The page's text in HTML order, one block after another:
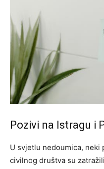
Pozivi na Istragu i
U svjetlu nedoumica,
civilnog društva su